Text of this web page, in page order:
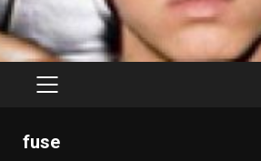
PRIMARY
fuse